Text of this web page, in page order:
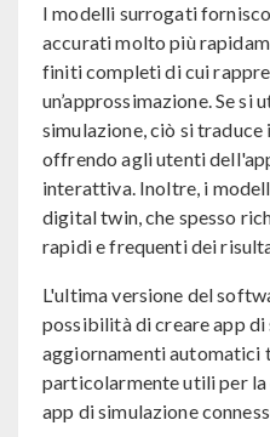
I modelli surrogati
accurati molto più
finiti completi di cui
un’approssimazione. Se si
simulazione, ciò si
offrendo agli utenti
interattiva. Inoltre, i
digital twin, che spesso
rapidi e frequenti dei
L'ultima versione del
possibilità di creare app di
aggiornamenti automatici
particolarmente utili per
app di simulazione